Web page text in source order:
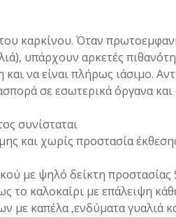
καρκίνου. Όταν
υπάρχουν αρκετές
να είναι πλήρως ιάσιμο.
σε εσωτερικά όργανα
συνίσταται
και χωρίς προστασία
με ψηλό δείκτη προστασίας
το καλοκαίρι με επάλειψη
με καπέλα ,ενδύματα γυαλιά